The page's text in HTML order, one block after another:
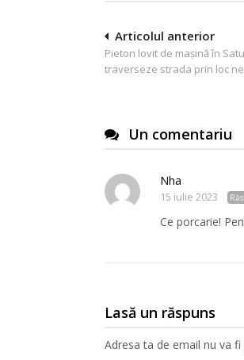
Navigare
în
Articolul anterior
Pieton lovit de mașină în
traverseze strada prin loc
Un comentariu
Nha
15 iulie 2023
Ce porcarie!
Lasă un răspuns
Adresa ta de email nu va fi